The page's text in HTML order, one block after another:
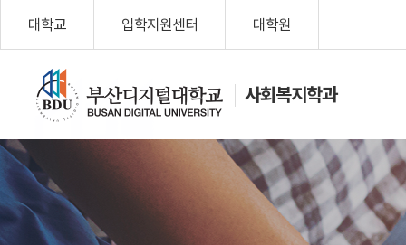
대학교 입학지원센터 대학원
사회복지학과
나를 위한 변
화, Change